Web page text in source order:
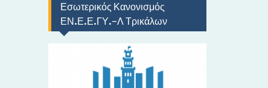
Εσωτερικός Κανονισμός
ΕΝ.Ε.Ε.ΓΥ.-Λ Τρικάλων